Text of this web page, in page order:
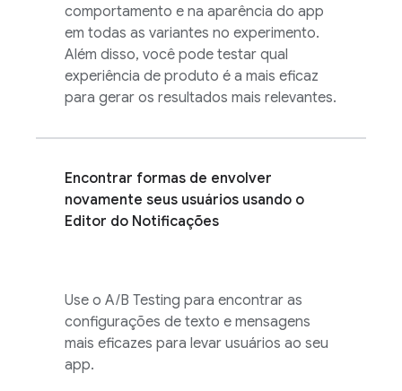
comportamento e na aparência do app
em todas as variantes no experimento.
Além disso, você pode testar qual
experiência de produto é a mais eficaz
para gerar os resultados mais relevantes.
Encontrar formas de envolver
novamente seus usuários usando o
Editor do Notificações
Use o A/B Testing para encontrar as
configurações de texto e mensagens
mais eficazes para levar usuários ao seu
app.